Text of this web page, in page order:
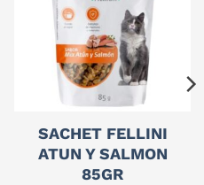
SACHET FELLINI
ATUN Y SALMON
85GR